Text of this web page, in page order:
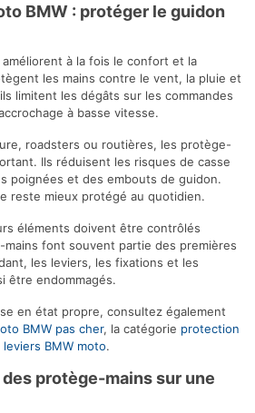
BMW : protéger le guidon
à la fois le confort et la
les mains contre le vent, la pluie et
limitent les dégâts sur les commandes
à basse vitesse.
roadsters ou routières, les protège-
Ils réduisent les risques de casse
poignées et des embouts de guidon.
reste mieux protégé au quotidien.
éléments doivent être contrôlés
font souvent partie des premières
les leviers, les fixations et les
être endommagés.
en état propre, consultez également
BMW pas cher, la catégorie protection
leviers BMW moto.
protège-mains sur une